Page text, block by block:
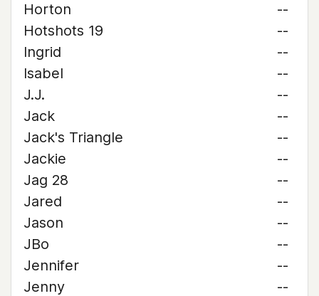
Horton
--
Hotshots 19
--
Ingrid
--
Isabel
--
J.J.
--
Jack
--
Jack's Triangle
--
Jackie
--
Jag 28
--
Jared
--
Jason
--
JBo
--
Jennifer
--
Jenny
--